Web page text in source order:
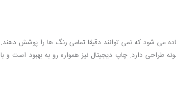
می شود که نمی توانند دقیقا تمامی رنگ ها را پوشش دهند.
دارد. چاپ دیجیتال نیز همواره رو به بهبود است و با